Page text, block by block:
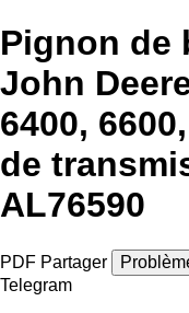
Pignon de
John
6400,
de
AL76590
PDF Partager
Telegram